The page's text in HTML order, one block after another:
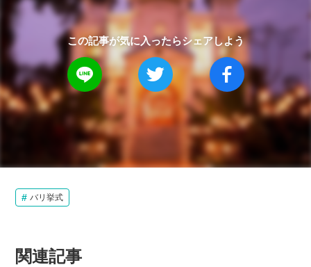
この記事が気に入ったらシェアしよう
バリ挙式
関連記事